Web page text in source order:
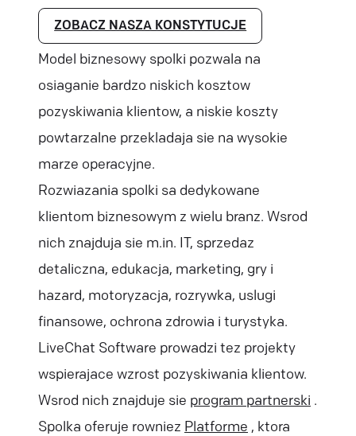
ZOBACZ NASZA KONSTYTUCJE
Model biznesowy spolki pozwala na
osiaganie bardzo niskich kosztow
pozyskiwania klientow, a niskie koszty
powtarzalne przekladaja sie na wysokie
marze operacyjne.
Rozwiazania spolki sa dedykowane
klientom biznesowym z wielu branz. Wsrod
nich znajduja sie m.in. IT, sprzedaz
detaliczna, edukacja, marketing, gry i
hazard, motoryzacja, rozrywka, uslugi
finansowe, ochrona zdrowia i turystyka.
LiveChat Software prowadzi tez projekty
wspierajace wzrost pozyskiwania klientow.
Wsrod nich znajduje sie program partnerski .
Spolka oferuje rowniez Platforme , ktora